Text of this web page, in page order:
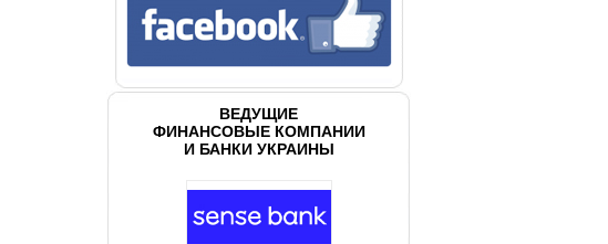
ВЕДУЩИЕ
ФИНАНСОВЫЕ КОМПАНИИ
И БАНКИ УКРАИНЫ